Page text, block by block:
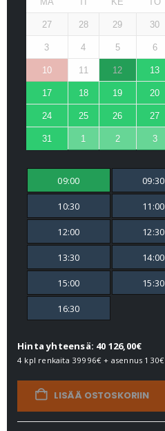
27 28 29 30
3 4 5 6
10 11 12 13
17 18 19 20
24 25 26 27
31 1 2 3
09:00 09:30
10:30 11:00
12:00 12:30
13:30 14:00
15:00 15:30
16:30
Hinta yhteensä: 40 126,00€
4 kpl renkaita 39996€ + asennus 130€
LISÄÄ OSTOSKORIIN